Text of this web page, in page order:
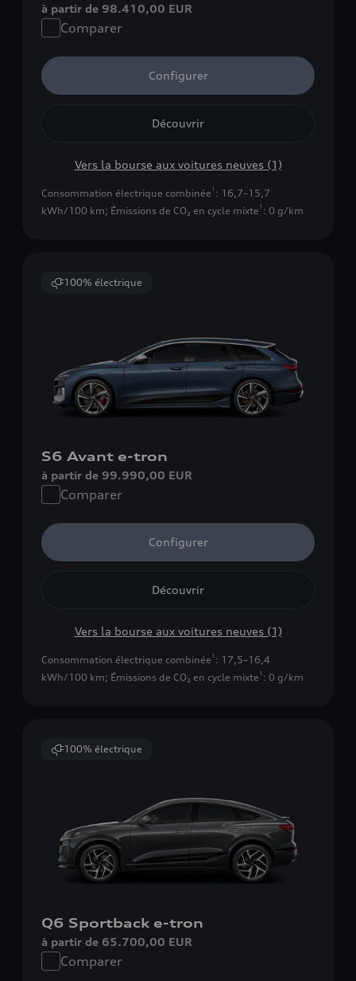
à partir de 98.410,00 EUR
Comparer
Configurer
Découvrir
Vers la bourse aux voitures neuves (1)
Consommation électrique combinée 1 : 16,7–15,7
kWh/100 km; Émissions de CO₂ en cycle mixte 1 : 0 g/km
100% électrique
S6 Avant e-tron
à partir de 99.990,00 EUR
Comparer
Configurer
Découvrir
Vers la bourse aux voitures neuves (1)
Consommation électrique combinée 1 : 17,5–16,4
kWh/100 km; Émissions de CO₂ en cycle mixte 1 : 0 g/km
100% électrique
Q6 Sportback e-tron
à partir de 65.700,00 EUR
Comparer